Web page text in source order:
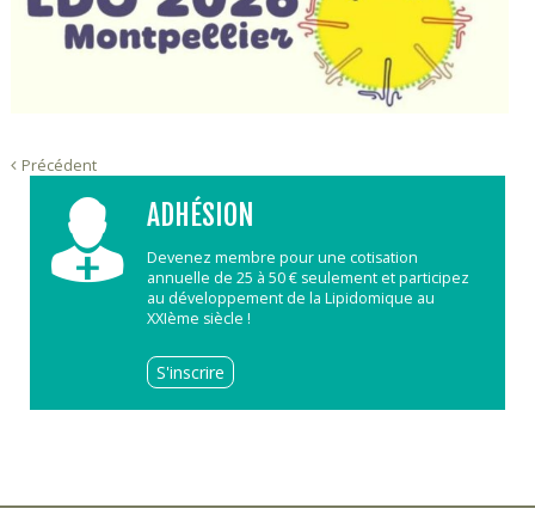
Précédent
ADHÉSION
Devenez membre pour une cotisation
annuelle de 25 à 50 € seulement et participez
au développement de la Lipidomique au
XXIème siècle !
S'inscrire